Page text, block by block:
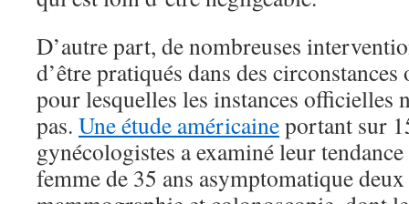
D’autre part, de nombreuses
d’être pratiqués dans des circonstances
pour lesquelles les instances officielles
pas. Une étude américaineportant sur
gynécologistes a examiné leur
femme de 35 ans asymptomatique deux